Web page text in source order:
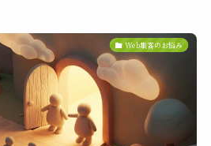
Web集客のお悩み